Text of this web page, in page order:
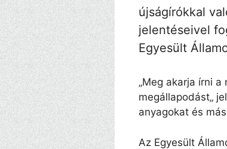
újságírókkal
jelentéseivel
Egyesült
„Meg akarja írni
megállapodást„
anyagokat és
Az Egyesült